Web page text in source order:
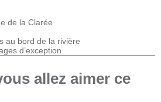
de la Clarée
au bord de la rivière
d’exception
allez aimer ce